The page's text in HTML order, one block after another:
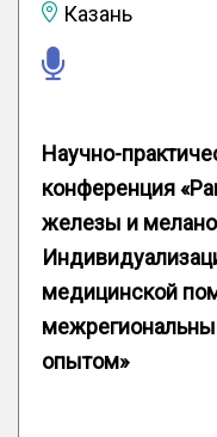
Казань
Научно-
конференция
железы и
медицинской
опытом»